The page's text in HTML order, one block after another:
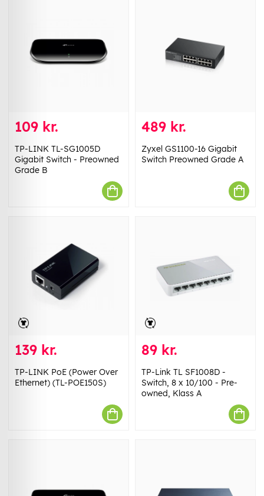
109 kr.
TP-LINK TL-SG1005D
Gigabit Switch - Preowned
Grade B
489 kr.
Zyxel GS1100-16 Gigabit
Switch Preowned Grade A
139 kr.
TP-LINK PoE (Power Over
Ethernet) (TL-POE150S)
89 kr.
TP-Link TL SF1008D -
Switch, 8 x 10/100 - Pre-
owned, Klass A